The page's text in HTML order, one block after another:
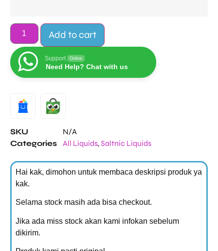
Add to cart
Support Online
Need Help? Chat with us
SKU
N/A
Categories
All Liquids,Saltnic Liquids
Hai kak, dimohon untuk membaca deskripsi produk ya
kak.
Selama stock masih ada bisa checkout.
Jika ada miss stock akan kami infokan sebelum
dikirim.